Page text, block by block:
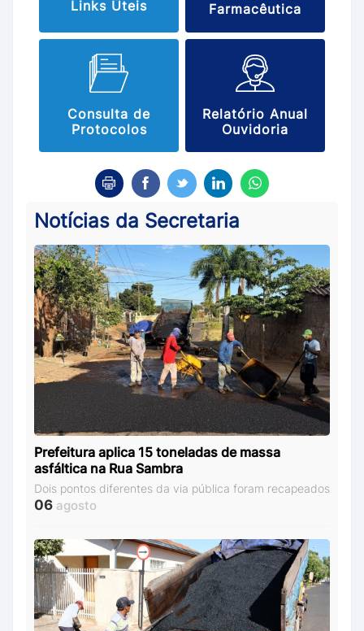
Links Úteis
Farmacêutica
Consulta de
Protocolos
Relatório Anual
Ouvidoria
Notícias da Secretaria
Prefeitura aplica 15 toneladas de massa
asfáltica na Rua Sambra
Dois pontos diferentes da via pública foram recapeados
06 agosto